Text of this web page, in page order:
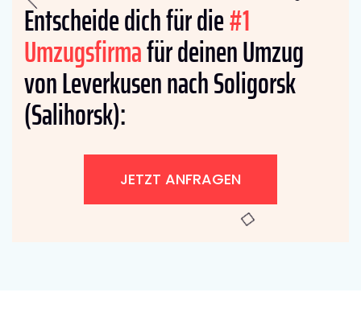
Entscheide dich für die#1
Umzugsfirmafür deinen Umzug
von Leverkusen nach Soligorsk
(Salihorsk):
JETZT ANFRAGEN